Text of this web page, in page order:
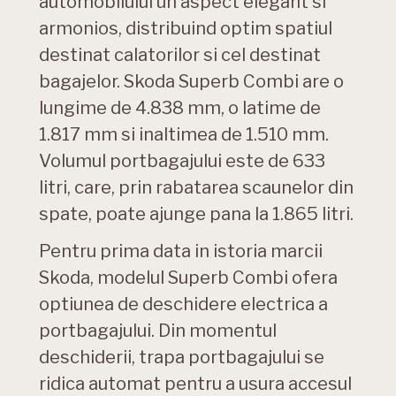
armonios, distribuind optim spatiul
destinat calatorilor si cel destinat
bagajelor. Skoda Superb Combi are o
lungime de 4.838 mm, o latime de
1.817 mm si inaltimea de 1.510 mm.
Volumul portbagajului este de 633
litri, care, prin rabatarea scaunelor din
spate, poate ajunge pana la 1.865 litri.
Pentru prima data in istoria marcii
Skoda, modelul Superb Combi ofera
optiunea de deschidere electrica a
portbagajului. Din momentul
deschiderii, trapa portbagajului se
ridica automat pentru a usura accesul